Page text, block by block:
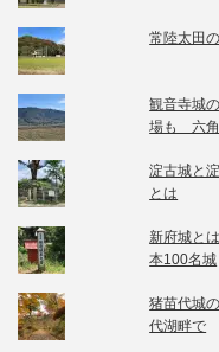
常陸太田
観音寺城
場も 六角
淀古城と
とは
新府城と
本100名城
猪苗代城
代湖畔で